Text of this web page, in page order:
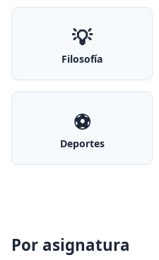
💡
Filosofía
⚽
Deportes
Por asignatura